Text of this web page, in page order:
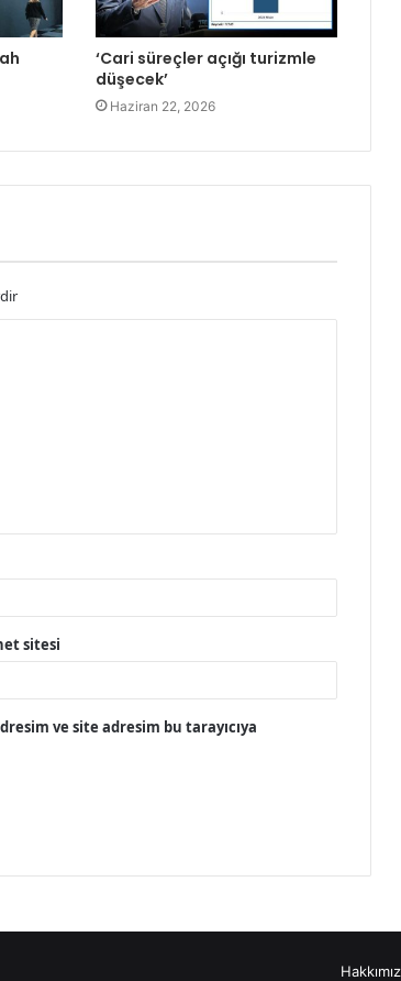
‘Cari süreçler açığı turizmle
düşecek’
Haziran 22, 2026
sitesi
ve site adresim bu tarayıcıya